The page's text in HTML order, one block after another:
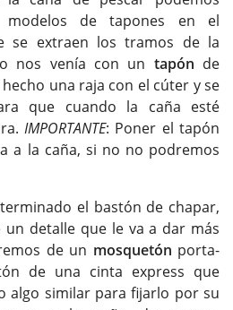
modelos de tapones en el
se extraen los tramos de la
nos venía con un tapón de
una raja con el cúter y se
que cuando la caña esté
IMPORTANTE: Poner el tapón
a la caña, si no no podremos
el bastón de chapar,
detalle que le va a dar más
de un mosquetón porta-
de una cinta express que
algo similar para fijarlo por su